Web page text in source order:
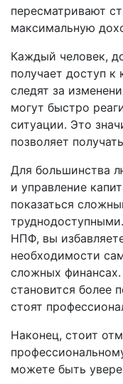
пересматривают
максимальную
Каждый человек,
получает доступ
следят за
могут быстро
ситуации. Это
позволяет
Для большинства
и управление
показаться
НПФ, вы
необходимости
сложных
становится более
стоят
Наконец, стоит
можете быть